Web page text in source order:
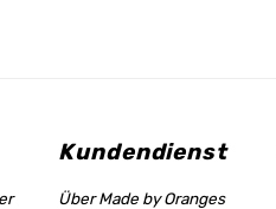
Kundendienst
Über Made by Oranges